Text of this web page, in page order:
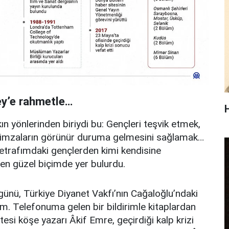
rahmetle…
yönlerinden biriydi bu: Gençleri teşvik etmek,
görünür duruma gelmesini sağlamak…
gençlerden kimi kendisine
güzel biçimde yer bulurdu.
Türkiye Diyanet Vakfı’nın Cağaloğlu’ndaki
Telefonuma gelen bir bildirimle kitaplardan
köşe yazarı Âkif Emre, geçirdiği kalp krizi